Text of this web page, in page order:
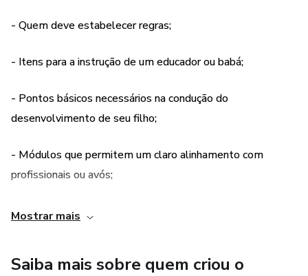
- Quem deve estabelecer regras;
- Itens para a instrução de um educador ou babá;
- Pontos básicos necessários na condução do
desenvolvimento de seu filho;
- Módulos que permitem um claro alinhamento com
profissionais ou avós;
- Como estabelecer uma rotina;
Mostrar mais
Saiba mais sobre quem criou o